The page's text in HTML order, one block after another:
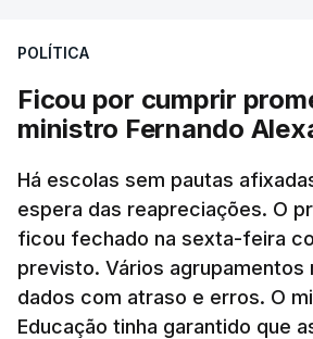
POLÍTICA
Ficou por cumprir
ministro Fernando
Há escolas sem pautas
espera das reapreciações. O
ficou fechado na sexta-feira
previsto. Vários agrupamentos
dados com atraso e erros. O
Educação tinha garantido que